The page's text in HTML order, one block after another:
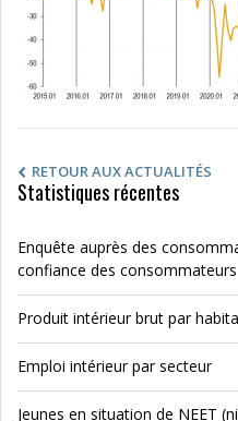
RETOUR AUX ACTUALITÉS
Statistiques récentes
Enquête auprès des
confiance des consommateurs
Produit intérieur brut par
Emploi intérieur par secteur
Jeunes en situation de NEET